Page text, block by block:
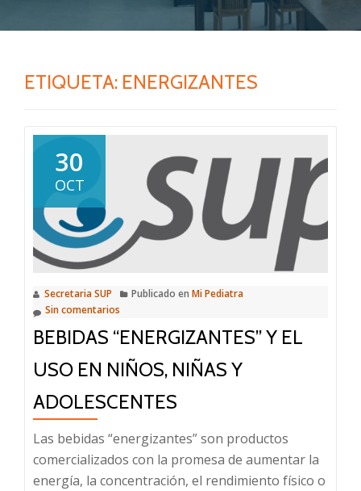
ETIQUETA: ENERGIZANTES
30
OCT
Secretaria SUP Publicado en Mi Pediatra
Sin comentarios
BEBIDAS “ENERGIZANTES” Y EL
USO EN NIÑOS, NIÑAS Y
ADOLESCENTES
Las bebidas “energizantes” son productos
comercializados con la promesa de aumentar la
energía, la concentración, el rendimiento físico o